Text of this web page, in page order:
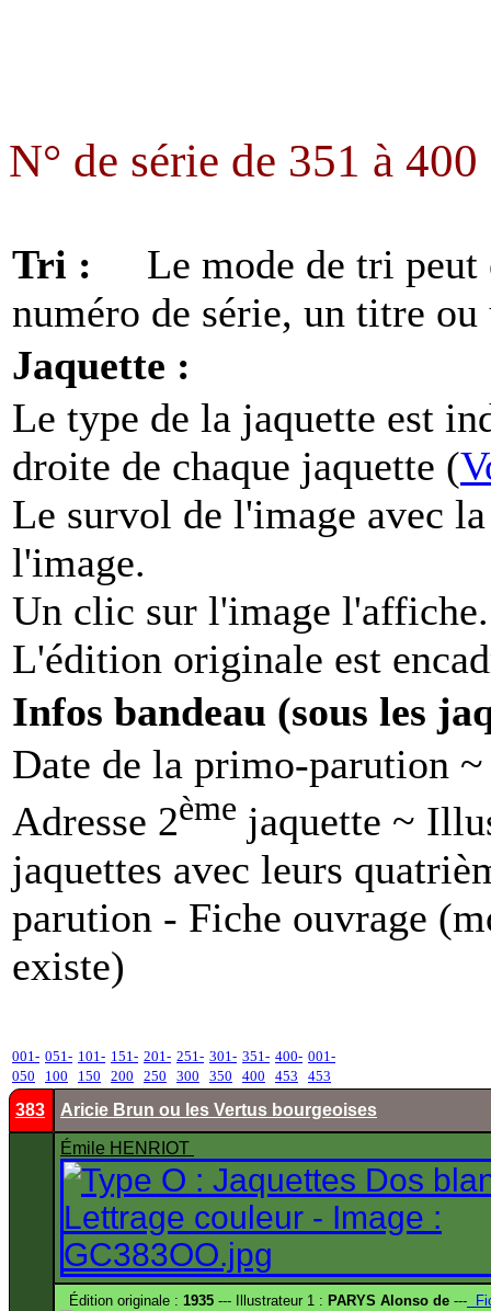
N° de série de 351 à
Tri :
Le mode de tri peut
numéro de série, un titre ou
Jaquette :
Le type de la jaquette est
droite de chaque jaquette (
Le survol de l'image avec
l'image.
Un clic sur l'image l'affiche.
L'édition originale est
Infos bandeau (sous les
Date de la primo-parution
Adresse 2ème jaquette ~
jaquettes avec leurs
parution - Fiche ouvrage
existe)
001-
050
051-
100
101-
150
151-
200
201-
250
251-
300
301-
350
351-
400
400-
453
001-
453
383 Aricie Brun ou les Vertus bourgeoises
Émile HENRIOT
Édition originale : 1935 --- Illustrateur 1 : PARYS Alonso de ---